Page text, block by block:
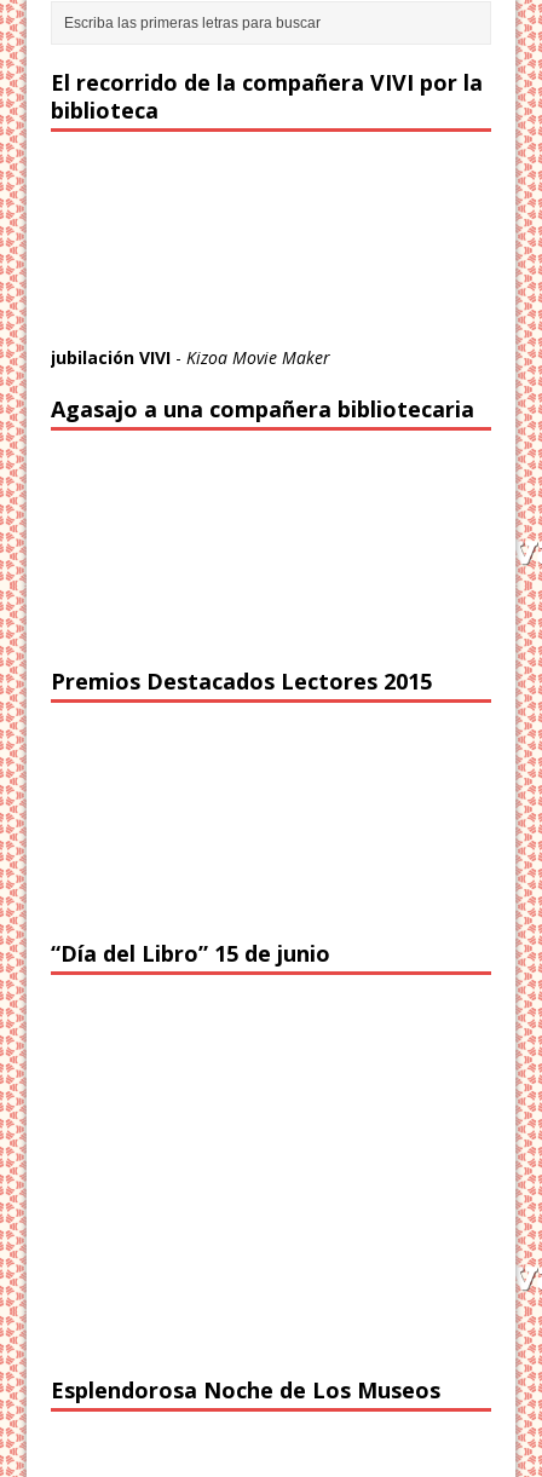
El recorrido de la compañera VIVI por la
biblioteca
jubilación VIVI - Kizoa Movie Maker
Agasajo a una compañera bibliotecaria
Premios Destacados Lectores 2015
“Día del Libro” 15 de junio
Esplendorosa Noche de Los Museos